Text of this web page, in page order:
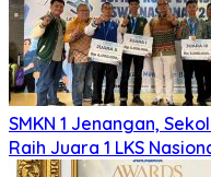
SMKN 1 Jenangan,
Raih Juara 1 LKS